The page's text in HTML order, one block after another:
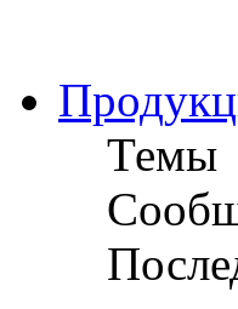
Темы